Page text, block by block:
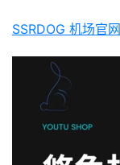
SSRDOG 机场官网